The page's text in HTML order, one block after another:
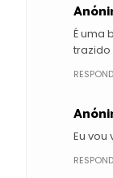
É uma
trazido
Eu vou